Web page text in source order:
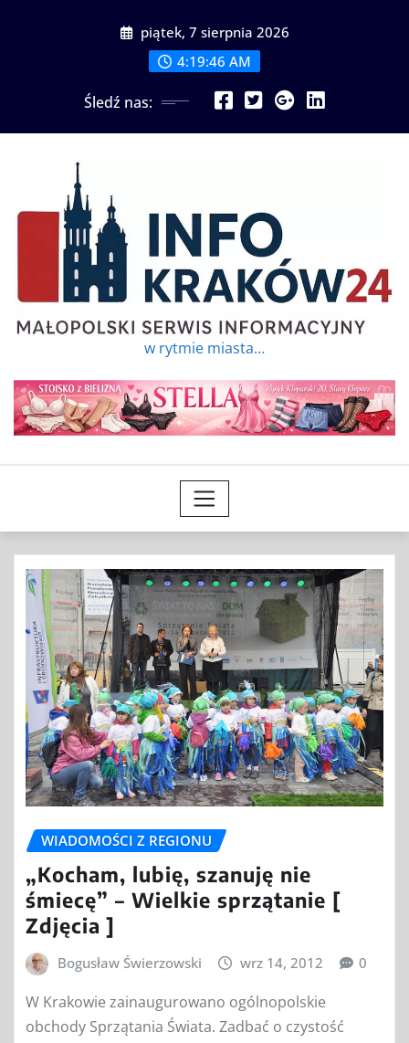
piątek, 7 sierpnia 2026
4:19:47 AM
Śledź nas:
w rytmie miasta…
WIADOMOŚCI Z REGIONU
„Kocham, lubię, szanuję nie
śmiecę” – Wielkie sprzątanie [
Zdjęcia ]
Bogusław Świerzowski wrz 14, 2012 0
W Krakowie zainaugurowano ogólnopolskie
obchody Sprzątania Świata. Zadbać o czystość